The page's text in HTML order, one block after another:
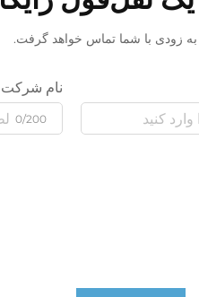
به زودی با شما تماس خواهد گرفت.
نام شرکت
0/200